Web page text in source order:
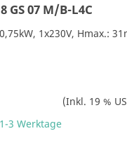
GS 07 M/B-L4C
1x230V, Hmax.:
(Inkl. 19 %
3 Werktage